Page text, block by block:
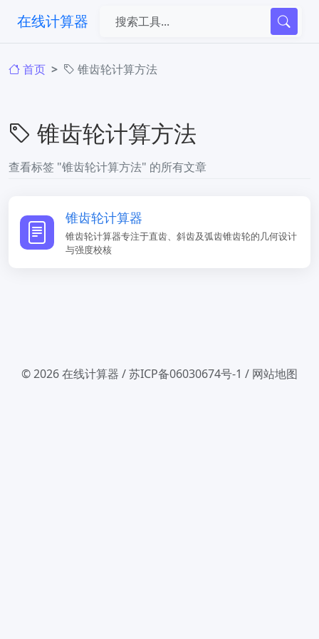
在线计算器
首页 锥齿轮计算方法
锥齿轮计算方法
查看标签 "锥齿轮计算方法" 的所有文章
锥齿轮计算器
锥齿轮计算器专注于直齿、斜齿及弧齿锥齿轮的几何设计
与强度校核
© 2026在线计算器 /苏ICP备06030674号-1 / 网站地图